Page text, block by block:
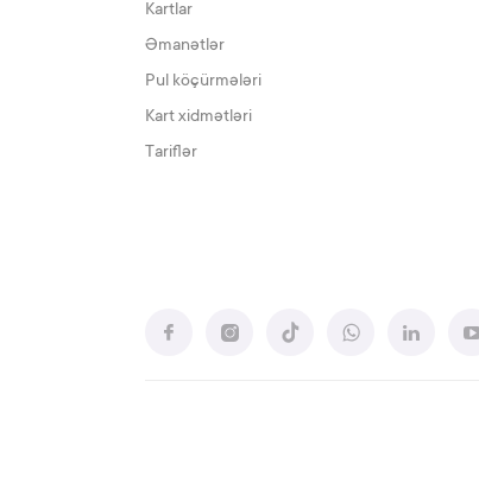
Kartlar
Əmanətlər
Pul köçürmələri
Kart xidmətləri
Tariflər